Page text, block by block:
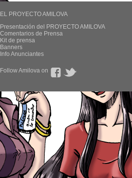
EL PROYECTO AMILOVA
Presentación del PROYECTO AMILOVA
Comentarios de Prensa
Kit de prensa
Banners
Info Anunciantes
Follow Amilova on